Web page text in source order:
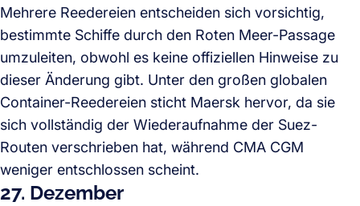
Mehrere Reedereien entscheiden sich vorsichtig,
bestimmte Schiffe durch den Roten Meer-Passage
umzuleiten, obwohl es keine offiziellen Hinweise zu
dieser Änderung gibt. Unter den großen globalen
Container-Reedereien sticht Maersk hervor, da sie
sich vollständig der Wiederaufnahme der Suez-
Routen verschrieben hat, während CMA CGM
weniger entschlossen scheint.
27. Dezember